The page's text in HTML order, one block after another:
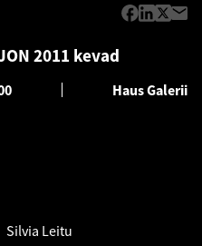
2011 kevad
Haus Galerii
Silvia Leitu